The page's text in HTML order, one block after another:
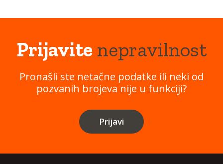
Prijavitenepravilnost
Pronašli ste netačne podatke ili neki od
pozvanih brojeva nije u funkciji?
Prijavi